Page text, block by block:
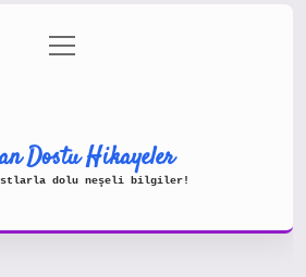
Politikası
menüyü
aç
Dostu Hikayeler
dolu neşeli bilgiler!